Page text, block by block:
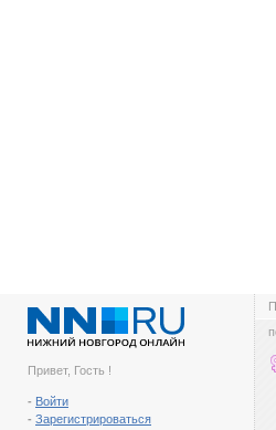
Привет, Гость !
- Войти
- Зарегистрироваться